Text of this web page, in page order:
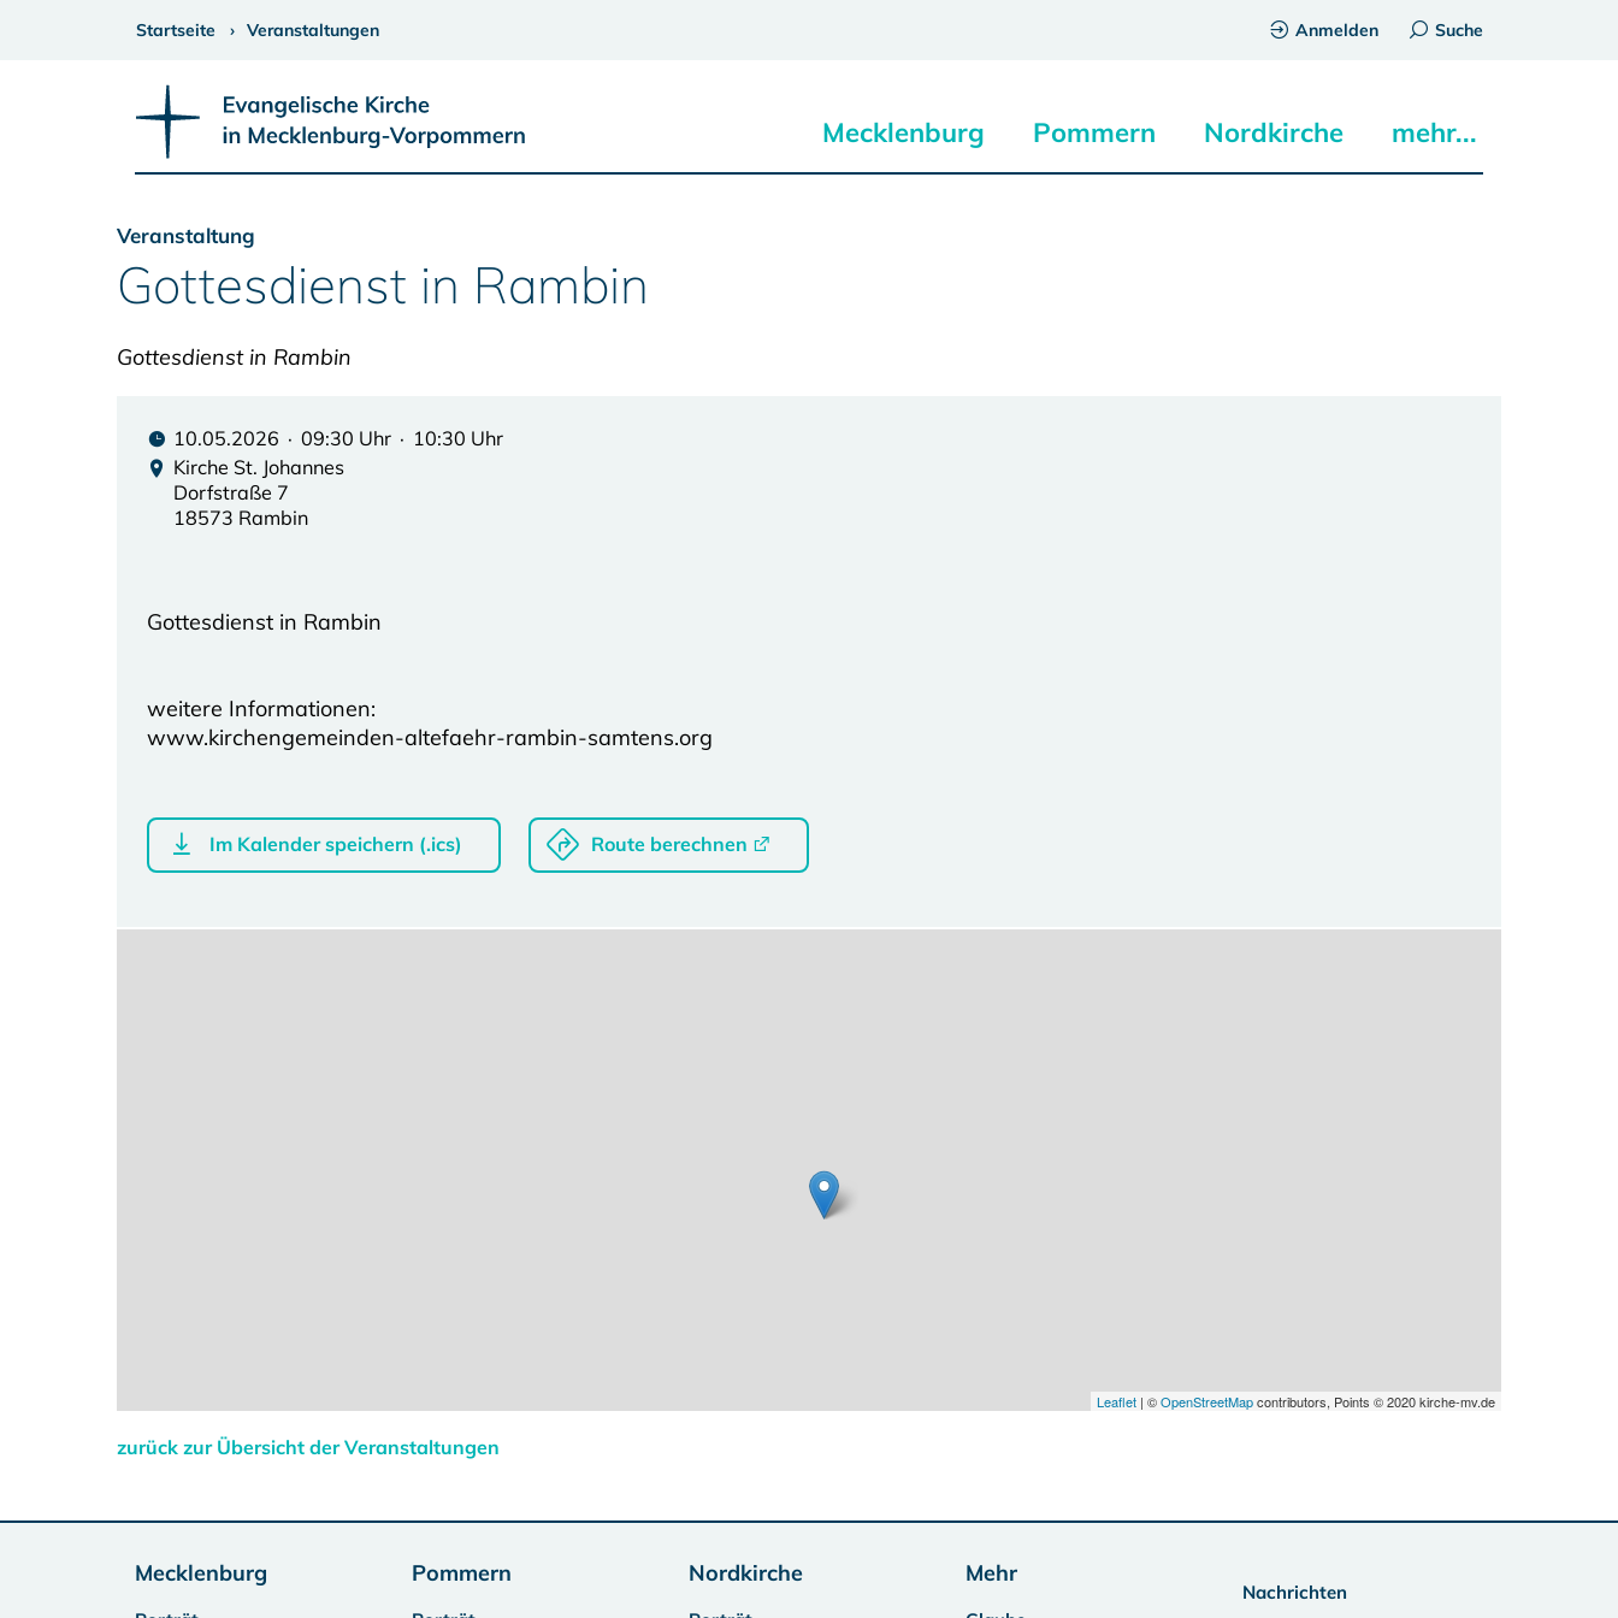
Startseite Veranstaltungen Anmelden Suche
Mecklenburg Pommern Nordkirche mehr...
Veranstaltung
Gottesdienst in Rambin
Gottesdienst in Rambin
10.05.2026 · 09:30 Uhr · 10:30 Uhr
Kirche St. Johannes
Dorfstraße 7
18573 Rambin
Gottesdienst in Rambin
weitere Informationen:
www.kirchengemeinden-altefaehr-rambin-samtens.org
Im Kalender speichern (.ics) Route berechnen
Leaflet | ©OpenStreetMapcontributors, Points © 2020 kirche-mv.de
zurück zur Übersicht der Veranstaltungen
Mecklenburg Pommern Nordkirche Mehr
Nachrichten